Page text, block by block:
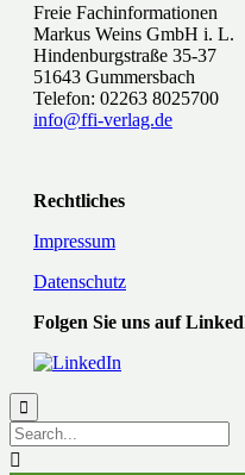
Freie Fachinformationen
Markus Weins GmbH i. L.
Hindenburgstraße 35-37
51643 Gummersbach
Telefon: 02263 8025700
info@ffi-verlag.de
Rechtliches
Impressum
Datenschutz
Folgen Sie uns auf

